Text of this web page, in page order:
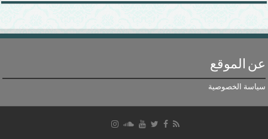
عن الموقع
سياسة الخصوصية